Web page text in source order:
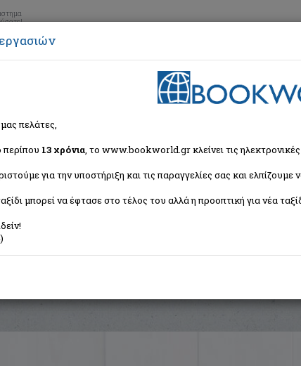
> Παιδική και Εφηβική Λογοτεχνία
παίρνουν εκδίκηση!
πελάτες,
13 χρόνια, το www.bookworld.gr κλείνει τις
για την υποστήριξη και τις παραγγελίες σας και
μπορεί να έφτασε στο τέλος του αλλά η προοπτική για νέα